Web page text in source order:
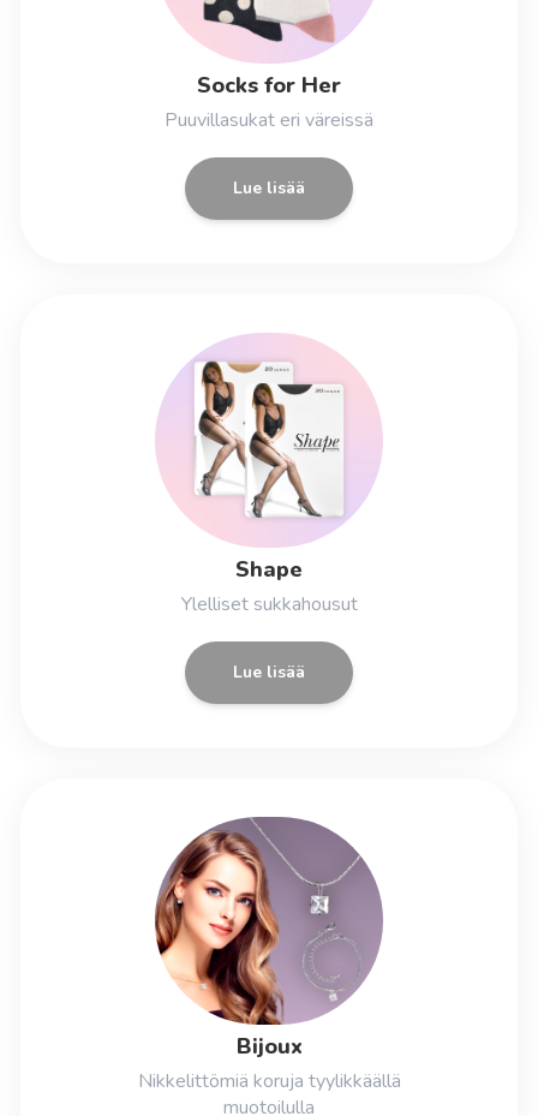
Socks for Her
Puuvillasukat eri väreissä
Lue lisää
Shape
Ylelliset sukkahousut
Lue lisää
Bijoux
Nikkelittömiä koruja tyylikkäällä
muotoilulla